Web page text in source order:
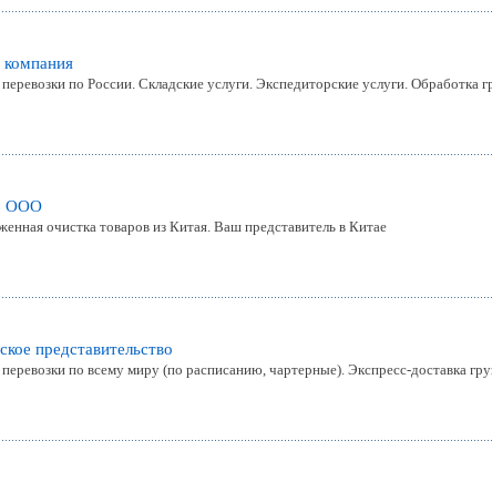
по России. Складские услуги. Экспедиторские услуги. Обработка
ООО
очистка товаров из Китая. Ваш представитель в Китае
представительство
по всему миру (по расписанию, чартерные). Экспресс-доставка